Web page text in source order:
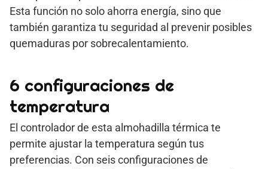
Esta función no solo ahorra energía, sino que
también garantiza tu seguridad al prevenir posibles
quemaduras por sobrecalentamiento.
6 configuraciones de
temperatura
El controlador de esta almohadilla térmica te
permite ajustar la temperatura según tus
preferencias. Con seis configuraciones de